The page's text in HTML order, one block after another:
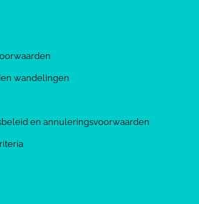
wandelingen
en annuleringsvoorwaarden